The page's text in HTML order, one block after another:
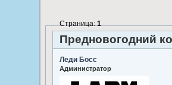
Предновогодний
Страница:1
Леди Босс
Администратор